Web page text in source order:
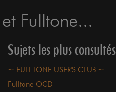
Fulltone...
Sujets les plus consultés
~ FULLTONE USER'S CLUB ~
Fulltone OCD